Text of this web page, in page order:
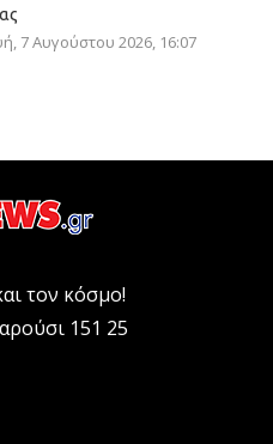
7 Αυγούστου 2026, 16:07
τον κόσμο!
151 25